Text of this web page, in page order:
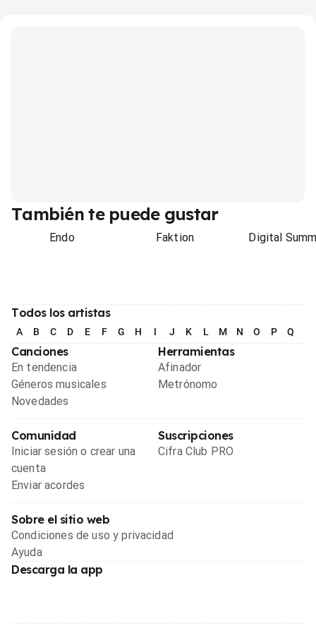
También te puede gustar
Endo Faktion Digital
Todos los artistas
A B C D E F G H I J K L M N O P Q
Canciones
En tendencia
Géneros musicales
Novedades
Herramientas
Afinador
Metrónomo
Comunidad
Iniciar sesión o crear una
cuenta
Enviar acordes
Suscripciones
Cifra Club PRO
Sobre el sitio web
Condiciones de uso y privacidad
Ayuda
Descarga la app